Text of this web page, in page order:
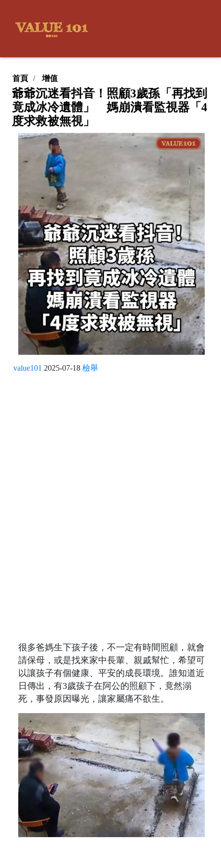
首頁 增值
爺爺沉迷看抖音！照顧3歲孫「再找到
竟成冰冷遺體」 媽崩潰看監視器「4
度求救被無視」
value101 2025-07-18 檢舉
很多爸媽生下孩子後，不一定有時間照顧，就會
請保母，或是找來家中長輩、親戚幫忙，希望可
以讓孩子有個健康、平安的成長環境。誰知道近
日傳出，有3歲孩子在阿公的照顧下，竟然溺
死，事發原因曝光，讓家屬痛不欲生。